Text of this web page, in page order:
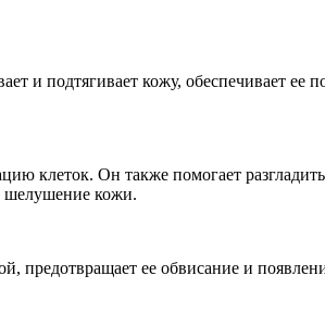
и подтягивает кожу, обеспечивает ее
клеток. Он также помогает
шелушение кожи.
предотвращает ее обвисание и